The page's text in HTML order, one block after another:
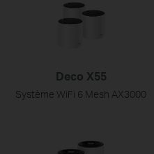
Deco X55
Système WiFi 6 Mesh AX3000